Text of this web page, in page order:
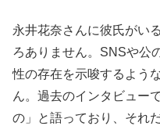
永井花奈さんに彼氏がい
ろありません。SNSや公
性の存在を示唆するよう
ん。過去のインタビュー
の」と語っており、それ